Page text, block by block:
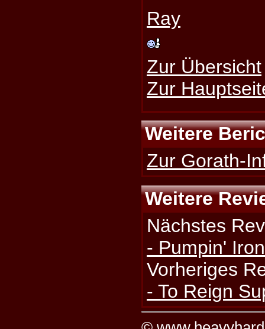
Ray
Zur Übersicht
Zur
Weitere
Zur Gorath-
Weitere
Nächstes
- Pumpin'
Vorheriges
- To Reign